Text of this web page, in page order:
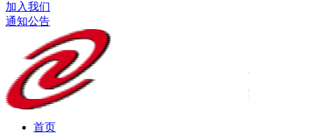
加入我们
通知公告
首页